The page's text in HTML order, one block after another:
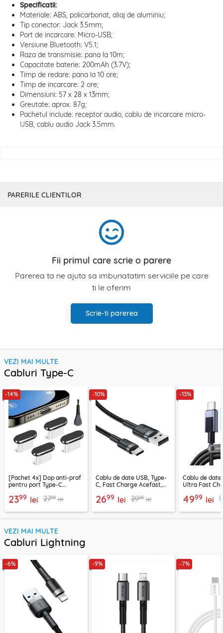
Specificatii:
Materiale: ABS, policarbonat, aliaj de aluminiu;
Tip conector: Jack 3.5mm;
Port de incarcare: Micro-USB;
Versiune Bluetooth: V5.1;
Raza de transmisie: pana la 10m;
Capacitate baterie: 200mAh (3.7V);
Timp de redare: pana la 10 ore;
Timp de incarcare: 2 ore;
Dimensiuni: 57 x 28 x 13mm;
Greutate: aprox. 87g;
Pachetul include: receptor audio, cablu de incarcare micro-
USB, cablu audio Jack 3.5mm.
PARERILE CLIENTILOR
Fii primul care scrie o parere
Parerea ta ne ajuta sa imbunatatim serviciile pe care
ti le oferim
Scrie-ti parerea
VEZI MAI MULTE
Cabluri Type-C
-14%
[Pachet 4x] Dop anti-praf
pentru port Type-C
2399 lei 2799 lei
-10%
Cablu de date USB, Type-
C, Fast Charge Acefast,
2699 lei 2999 lei
-13%
Cablu de date
Ultra Fast
4999 lei
VEZI MAI MULTE
Cabluri Lightning
-6% -9% -7%